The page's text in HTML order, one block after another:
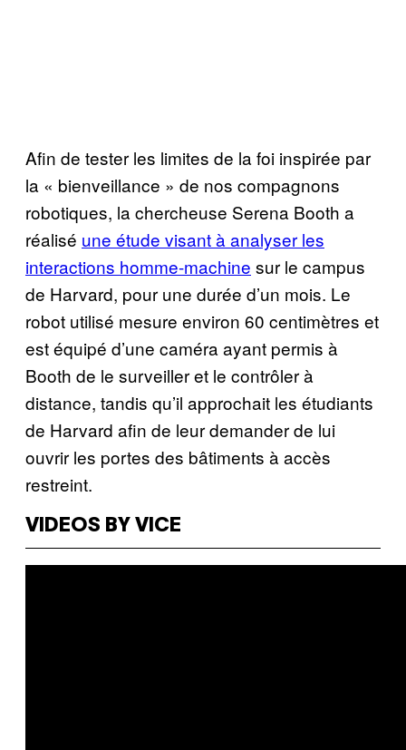
Afin de tester les limites de la foi inspirée par
la « bienveillance » de nos compagnons
robotiques, la chercheuse Serena Booth a
réalisé une étude visant à analyser les
interactions homme-machine sur le campus
de Harvard, pour une durée d’un mois. Le
robot utilisé mesure environ 60 centimètres et
est équipé d’une caméra ayant permis à
Booth de le surveiller et le contrôler à
distance, tandis qu’il approchait les étudiants
de Harvard afin de leur demander de lui
ouvrir les portes des bâtiments à accès
restreint.
VIDEOS BY VICE